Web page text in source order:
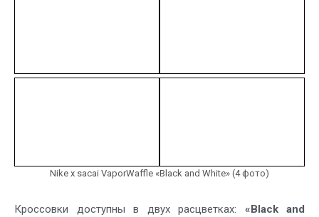
Nike x sacai VaporWaffle «Black and White» (4 фото)
Кроссовки доступны в двух расцветках: «Black and